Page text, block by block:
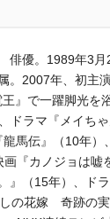
俳優。1989年3
。2007年、初主
』で一躍脚光を
ドラマ『メイち
馬伝』（10年）
『カノジョは嘘
』（15年）、ドラ
しの花嫁 奇跡の